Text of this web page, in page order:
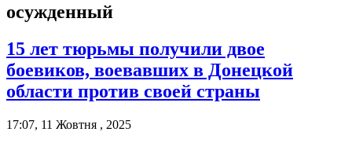
осужденный
15 лет тюрьмы получили двое
боевиков, воевавших в Донецкой
области против своей страны
17:07, 11 Жовтня , 2025